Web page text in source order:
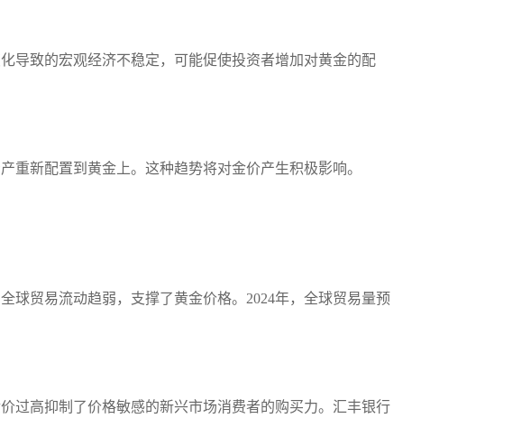
导致的宏观经济不稳定，可能促使投资者增加对黄金的配
重新配置到黄金上。这种趋势将对金价产生积极影响。
球贸易流动趋弱，支撑了黄金价格。2024年，全球贸易量预
过高抑制了价格敏感的新兴市场消费者的购买力。汇丰银行